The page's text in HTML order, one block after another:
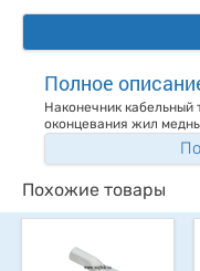
Полное
Наконечник кабельный
оконцевания жил
Похожие товары